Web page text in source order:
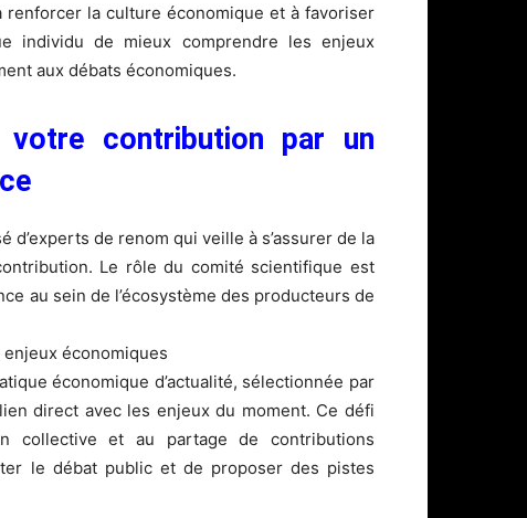
renforcer la culture économique et à favoriser
individu de mieux comprendre les enjeux
aux débats économiques.
contribution par un
d’experts de renom qui veille à s’assurer de la
Le rôle du comité scientifique est
au sein de l’écosystème des producteurs de
économiques
économique d’actualité, sélectionnée par
direct avec les enjeux du moment. Ce défi
collective et au partage de contributions
le débat public et de proposer des pistes